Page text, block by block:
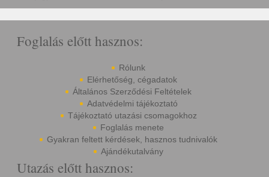
Foglalás előtt hasznos:
Rólunk
Elérhetőség, cégadatok
Általános Szerződési Feltételek
Adatvédelmi tájékoztató
Tájékoztató utazási csomagokhoz
Foglalás menete
Gyakran feltett kérdések, hasznos tudnivalók
Ajándékutalvány
Utazás előtt hasznos: